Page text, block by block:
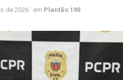
de 2026 em Plantão 190